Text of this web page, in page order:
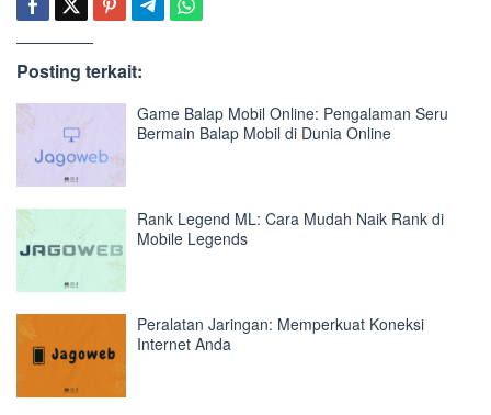
Posting terkait:
Game Balap Mobil Online: Pengalaman Seru
Bermain Balap Mobil di Dunia Online
Rank Legend ML: Cara Mudah Naik Rank di
Mobile Legends
Peralatan Jaringan: Memperkuat Koneksi
Internet Anda